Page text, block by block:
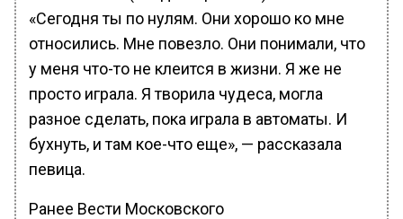
«Сегодня ты по нулям. Они хорошо ко мне
относились. Мне повезло. Они понимали, что
у меня что-то не клеится в жизни. Я же не
просто играла. Я творила чудеса, могла
разное сделать, пока играла в автоматы. И
бухнуть, и там кое-что еще», — рассказала
певица.
Ранее Вести Московского